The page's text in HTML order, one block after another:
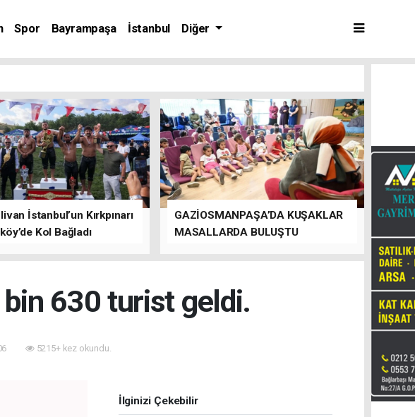
Spor Bayrampaşa İstanbul Diğer
İstanbul’un Kırkpınarı
Kol Bağladı
GAZİOSMANPAŞA’DA KUŞAKLAR
MASALLARDA BULUŞTU
630 turist geldi.
5215+ kez okundu.
İlginizi Çekebilir